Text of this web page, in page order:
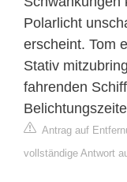
Polarlicht
erscheint. Tom
Stativ
fahrenden
Antrag auf
vollständige Antwort